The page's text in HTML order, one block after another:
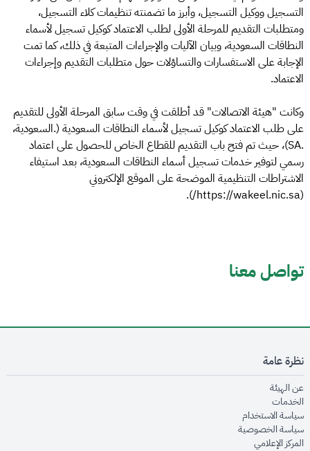
التسجيل ووكيل التسجيل، وأبرز ما تضمنته تنظيمات كلاء التسجيل،
ومتطلبات التقديم للمرحلة الأولى لطلب الاعتماد كوكيل تسجيل لأسماء
النطاقات السعودية، وبيان الآليات والإجراءات المتبعة في ذلك، كما تمت
الإجابة على الاستفسارات والتساؤلات حول متطلبات التقديم وإجراءات
الاعتماد.
وكانت "هيئة الاتصالات" قد أطلقت في وقت سابق المرحلة الأولى للتقديم
على طلب الاعتماد كوكيل تسجيل لأسماء النطاقات السعودية (.السعودية،
.SA)، حيث تم فتح باب التقديم للقطاع الخاص للحصول على اعتماد
رسمي لتوفير خدمات تسجيل أسماء النطاقات السعودية، بعد استيفاء
الاشتراطات التنظيمية الموضحة على الموقع الإلكتروني
(https://wakeel.nic.sa/).
تواصل معنا
نظرة عامة
عن الهيئةopens in new window
الخدماتopens in new window
سياسة الاستخدامopens in new window
سياسة الخصوصيةopens in new window
المركز الإعلاميopens in new window